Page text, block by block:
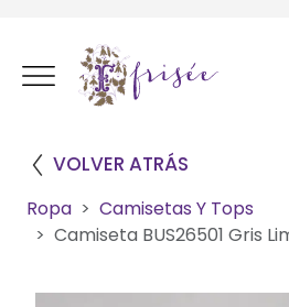
VOLVER ATRÁS
Ropa
Camisetas Y Tops
Camiseta BUS26501 Gris